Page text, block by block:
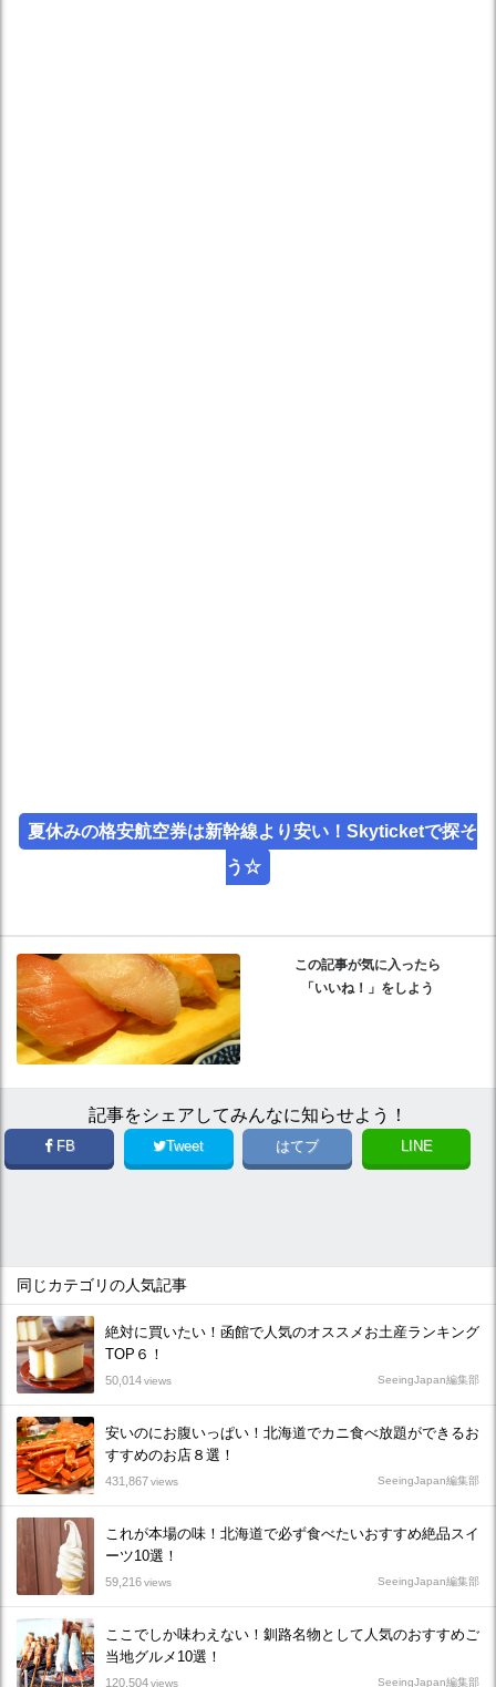
夏休みの格安航空券は新幹線より安い！Skyticketで探そ
う☆
この記事が気に入ったら
「いいね！」をしよう
記事をシェアしてみんなに知らせよう！
FB Tweet はてブ LINE
同じカテゴリの人気記事
絶対に買いたい！函館で人気のオススメお土産ランキング
TOP６！
50,014views SeeingJapan編集部
安いのにお腹いっぱい！北海道でカニ食べ放題ができるお
すすめのお店８選！
431,867views SeeingJapan編集部
これが本場の味！北海道で必ず食べたいおすすめ絶品スイ
ーツ10選！
59,216views SeeingJapan編集部
ここでしか味わえない！釧路名物として人気のおすすめご
当地グルメ10選！
120,504views SeeingJapan編集部